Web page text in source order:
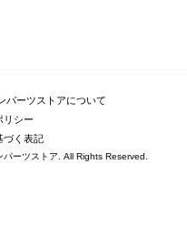
パーツストアについて
リシー
づく表記
ーツストア. All Rights Reserved.